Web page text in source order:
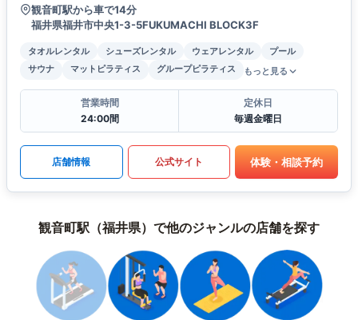
観音町駅から車で14分
福井県福井市中央1-3-5FUKUMACHI BLOCK3F
タオルレンタル シューズレンタル ウェアレンタル
プール
サウナ
マットピラティス グループピラティス もっと見る
営業時間
24:00間
定休日
毎週金曜日
店舗情報 公式サイト 体験・相談予約
観音町駅（福井県）で他のジャンルの店舗を探す